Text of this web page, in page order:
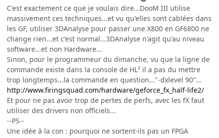
C'est exactement ce que je voulais dire...DooM III utilise
massivement ces techniques...et vu qu'elles sont cablées dans
les GF, utiliser 3DAnalyse pour passer une X800 en GF6800 ne
change rien...et c'est normal...3DAnalyse n'agit qu'au niveau
software...et non Hardware...
Sinon, pour le programmeur du dimanche, vu que la ligne de
commande existe dans la console de HL² il a pas du mettre
trop longtemps...la commande en question..."-dxlevel 90"...
http://www.firingsquad.com/hardware/geforce_fx_half-life2/
Et pour ne pas avoir trop de pertes de perfs, avec les fX faut
utiliser des drivers non officiels...
--PS--
Une idée à la con : pourquoi ne sortent-ils pas un FPGA